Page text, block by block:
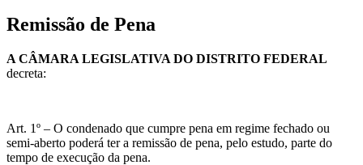
Remissão de Pena
A CÂMARA LEGISLATIVA DO DISTRITO FEDERAL
decreta:
Art. 1º – O condenado que cumpre pena em regime fechado ou
semi-aberto poderá ter a remissão de pena, pelo estudo, parte do
tempo de execução da pena.